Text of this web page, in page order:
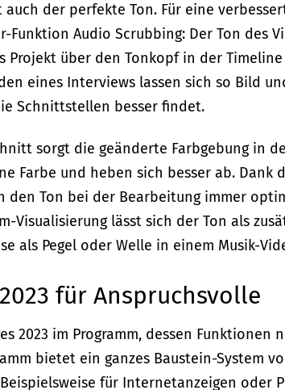
der perfekte Ton. Für eine
Funktion Audio Scrubbing: Der Ton des
Projekt über den Tonkopf in der
eines Interviews lassen sich so Bild
Schnittstellen besser findet.
sorgt die geänderte Farbgebung in
Farbe und heben sich besser ab. Dank
den Ton bei der Bearbeitung immer
Visualisierung lässt sich der Ton als
als Pegel oder Welle in einem Musik-
für Anspruchsvolle
2023 im Programm, dessen Funktionen
bietet ein ganzes Baustein-System
für Internetanzeigen oder